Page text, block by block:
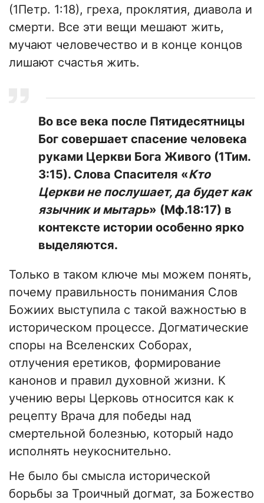
(1Петр. 1:18), греха, проклятия, диавола и
смерти. Все эти вещи мешают жить,
мучают человечество и в конце концов
лишают счастья жить.
Во все века после Пятидесятницы
Бог совершает спасение человека
руками Церкви Бога Живого (1Тим.
3:15). Слова Спасителя «Кто
Церкви не послушает, да будет как
язычник и мытарь» (Мф.18:17) в
контексте истории особенно ярко
выделяются.
Только в таком ключе мы можем понять,
почему правильность понимания Слов
Божиих выступила с такой важностью в
историческом процессе. Догматические
споры на Вселенских Соборах,
отлучения еретиков, формирование
канонов и правил духовной жизни. К
учению веры Церковь относится как к
рецепту Врача для победы над
смертельной болезнью, который надо
исполнять неукоснительно.
Не было бы смысла исторической
борьбы за Троичный догмат, за Божество